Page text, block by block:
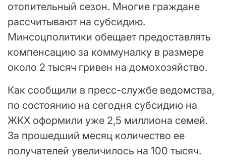
отопительный сезон. Многие граждане
рассчитывают на субсидию.
Минсоцполитики обещает предоставлять
компенсацию за коммуналку в размере
около 2 тысяч гривен на домохозяйство.
Как сообщили в пресс-службе ведомства,
по состоянию на сегодня субсидию на
ЖКХ оформили уже 2,5 миллиона семей.
За прошедший месяц количество ее
получателей увеличилось на 100 тысяч.